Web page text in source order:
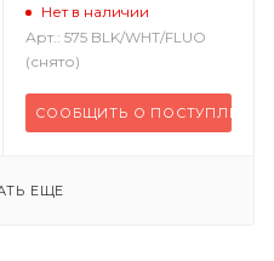
Нет в наличии
Арт.: 575 BLK/WHT/FLUO
(снято)
СООБЩИТЬ О ПОСТУПЛЕНИИ
ЕЩЕ